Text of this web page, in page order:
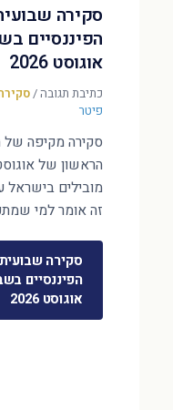
סקירה
הפיננסיים
אוגוסט 2026
כתיבת תגובה/
פיטר
סקירה מקיפה של
מובילים בישראל
זה אומר למי
סקירה
הפיננסיים
אוגוסט 2026